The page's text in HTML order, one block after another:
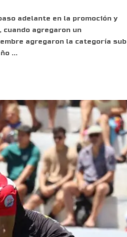
adelante en la promoción y
agregaron un
agregaron la categoría sub
...